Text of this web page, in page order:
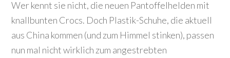
Wer kennt sie nicht, die neuen Pantoffelhelden mit
knallbunten Crocs. Doch Plastik-Schuhe, die aktuell
aus China kommen (und zum Himmel stinken), passen
nun mal nicht wirklich zum angestrebten